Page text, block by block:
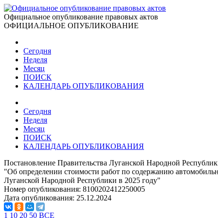
Официальное опубликование правовых актов
ОФИЦИАЛЬНОЕ ОПУБЛИКОВАНИЕ
Сегодня
Неделя
Месяц
ПОИСК
КАЛЕНДАРЬ ОПУБЛИКОВАНИЯ
Сегодня
Неделя
Месяц
ПОИСК
КАЛЕНДАРЬ ОПУБЛИКОВАНИЯ
Постановление Правительства Луганской Народной
"Об определении стоимости работ по содержанию
Луганской Народной Республики в 2025 году"
Номер опубликования: 8100202412250005
Дата опубликования: 25.12.2024
1 10 20 50 ВСЕ